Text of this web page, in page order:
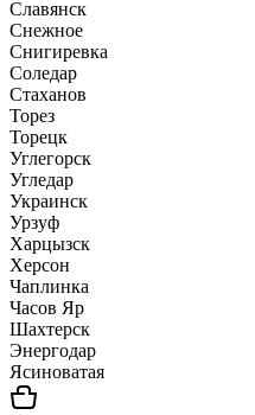
Славянск
Снежное
Снигиревка
Соледар
Стаханов
Торез
Торецк
Углегорск
Угледар
Украинск
Урзуф
Харцызск
Херсон
Чаплинка
Часов Яр
Шахтерск
Энергодар
Ясиноватая